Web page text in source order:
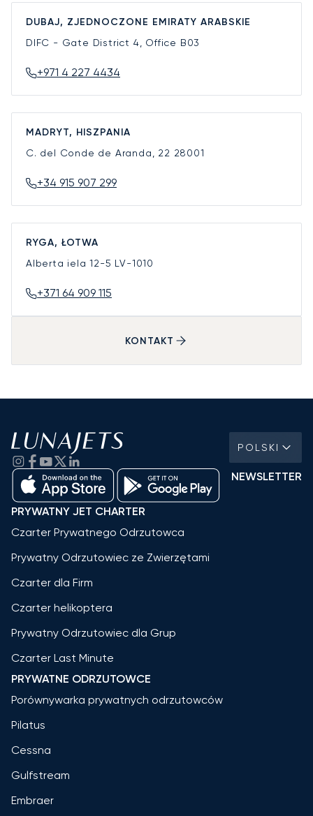
DUBAJ, ZJEDNOCZONE EMIRATY ARABSKIE
DIFC - Gate District 4, Office B03
+971 4 227 4434
MADRYT, HISZPANIA
C. del Conde de Aranda, 22 28001
+34 915 907 299
RYGA, ŁOTWA
Alberta iela 12-5 LV-1010
+371 64 909 115
KONTAKT
POLSKI
NEWSLETTER
PRYWATNY JET CHARTER
Czarter Prywatnego Odrzutowca
Prywatny Odrzutowiec ze Zwierzętami
Czarter dla Firm
Czarter helikoptera
Prywatny Odrzutowiec dla Grup
Czarter Last Minute
PRYWATNE ODRZUTOWCE
Porównywarka prywatnych odrzutowców
Pilatus
Cessna
Gulfstream
Embraer